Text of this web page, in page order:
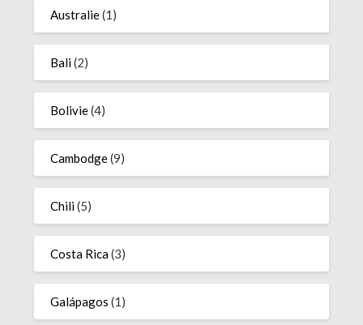
Australie(1)
Bali(2)
Bolivie(4)
Cambodge(9)
Chili(5)
Costa Rica(3)
Galápagos (1)